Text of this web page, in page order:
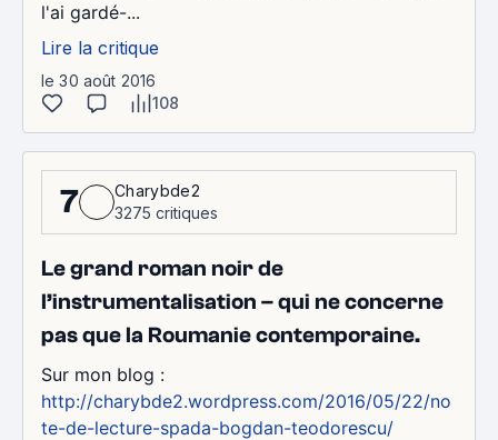
l'ai gardé-...
Lire la critique
le 30 août 2016
108
7
Charybde2
3275 critiques
Le grand roman noir de
l’instrumentalisation – qui ne concerne
pas que la Roumanie contemporaine.
Sur mon blog :
http://charybde2.wordpress.com/2016/05/22/no
te-de-lecture-spada-bogdan-teodorescu/